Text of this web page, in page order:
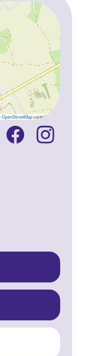
OpenStreetMapcontributors